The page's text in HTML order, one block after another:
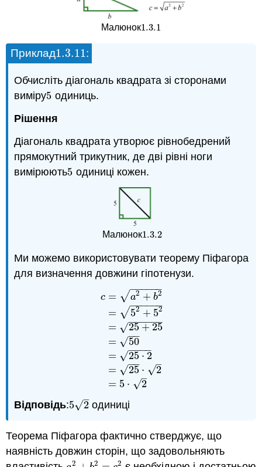
Малюнок1.3.1
1.3.1
Приклад1.3.11
1.3.11:
Обчисліть діагональ квадрата зі сторонами
виміру5
5 одиниць.
Рішення
Діагональ квадрата утворює рівнобедрений
прямокутний трикутник, де дві рівні ноги
вимірюють5
5 одиниці кожен.
Малюнок1.3.2
1.3.2
Ми можемо використовувати теорему Піфагора
для визначення довжини гіпотенузи.
c = a2 + b2
− −
−−−−
√
= 52 + 52
− −
−−−−
√
= 25 + 25
− −
−−−−
√
=
50
−−
√
=
25 ⋅ 2
− −
−−
√
=
25
−−
√ ⋅ 2
–
√
= 5 ⋅ 2
–
√
=a 2 +b2
Відповідь:5 2
–
√
52 одиниці
Теорема Піфагора фактично стверджує, що
наявність довжин сторін, що задовольняють
2 2 2